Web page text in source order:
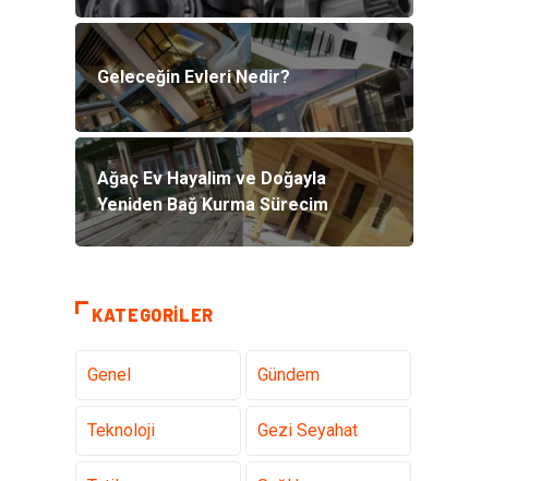
Geleceğin Evleri Nedir?
Ağaç Ev Hayalim ve Doğayla
Yeniden Bağ Kurma Sürecim
KATEGORILER
Genel Gündem
Teknoloji Gezi Seyahat